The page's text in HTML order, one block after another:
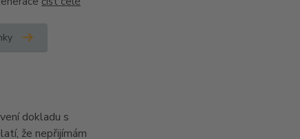
dokladu s
že nepřijímám